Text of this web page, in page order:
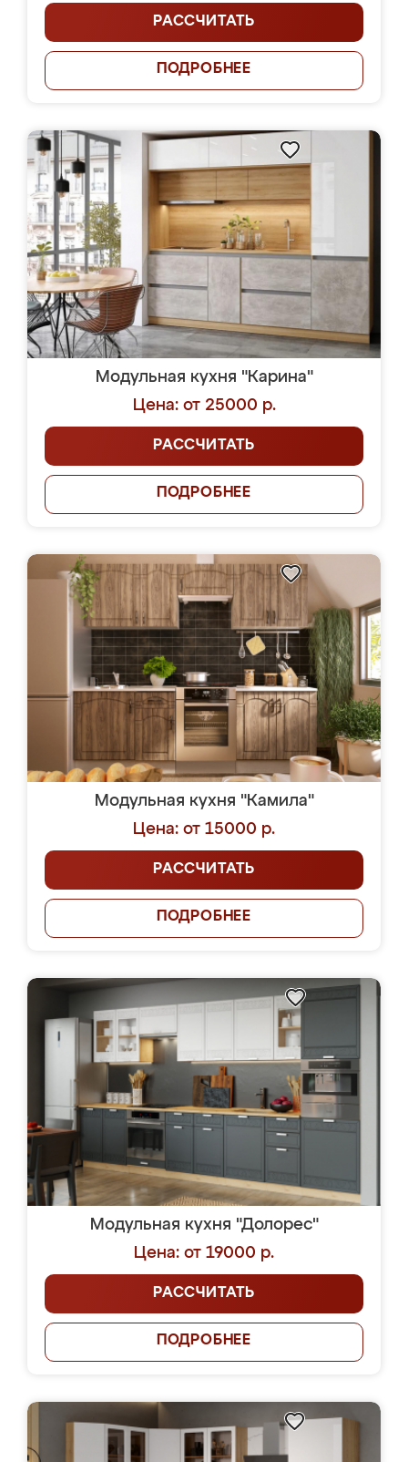
РАССЧИТАТЬ
ПОДРОБНЕЕ
Модульная кухня "Карина"
Цена: от 25000 р.
РАССЧИТАТЬ
ПОДРОБНЕЕ
Модульная кухня "Камила"
Цена: от 15000 р.
РАССЧИТАТЬ
ПОДРОБНЕЕ
Модульная кухня "Долорес"
Цена: от 19000 р.
РАССЧИТАТЬ
ПОДРОБНЕЕ